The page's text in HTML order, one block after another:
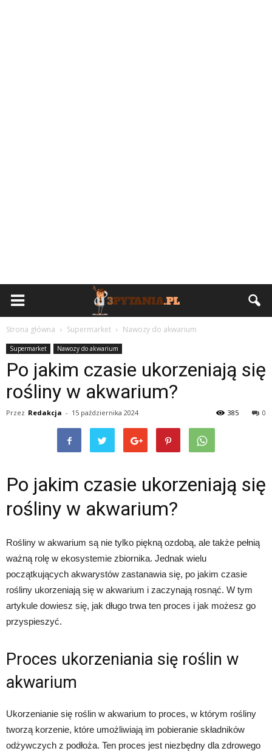
Strona główna Supermarket Nawozy do akwarium
Supermarket Nawozy do akwarium
Po jakim czasie ukorzeniają się
rośliny w akwarium?
Przez Redakcja - 15 października 2024 0
385
Po jakim czasie ukorzeniają się
rośliny w akwarium?
Rośliny w akwarium są nie tylko piękną ozdobą, ale także pełnią
ważną rolę w ekosystemie zbiornika. Jednak wielu
początkujących akwarystów zastanawia się, po jakim czasie
rośliny ukorzeniają się w akwarium i zaczynają rosnąć. W tym
artykule dowiesz się, jak długo trwa ten proces i jak możesz go
przyspieszyć.
Proces ukorzeniania się roślin w
akwarium
Ukorzenianie się roślin w akwarium to proces, w którym rośliny
tworzą korzenie, które umożliwiają im pobieranie składników
odżywczych z podłoża. Ten proces jest niezbędny dla zdrowego